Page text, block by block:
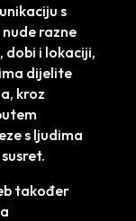
s
razne
i lokaciji,
dijelite
kroz
s ljudima
također